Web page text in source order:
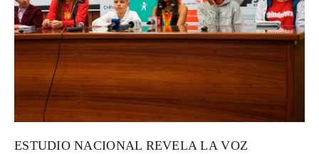
ESTUDIO NACIONAL REVELA LA VOZ